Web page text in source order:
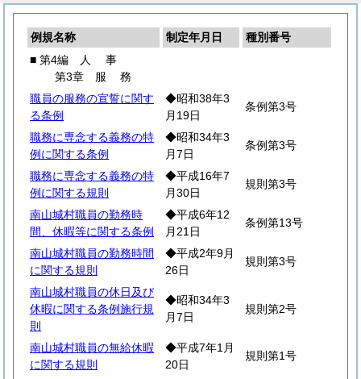
例規名称 制定年月日
種別番号
■ 第4編
人 事
第3章 服務
職員の服務の宣誓に関す
る条例
◆昭和38年3
月19日
条例第3号
職務に専念する義務の特
例に関する条例
◆昭和34年3
月7日
条例第3号
職務に専念する義務の特
例に関する規則
◆平成16年7
月30日
規則第3号
南山城村職員の勤務時
間、休暇等に関する条例
◆平成6年12
月21日
条例第13号
南山城村職員の勤務時間
に関する規則
◆平成2年9月
26日
規則第3号
南山城村職員の休日及び
休暇に関する条例施行規
則
◆昭和34年3
月7日
規則第2号
南山城村職員の無給休暇
に関する規則
◆平成7年1月
20日
規則第1号